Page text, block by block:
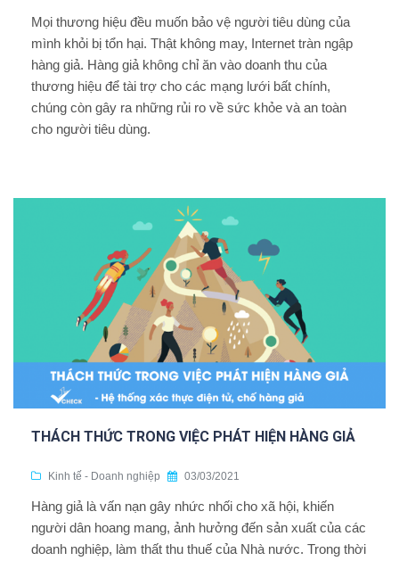
Mọi thương hiệu đều muốn bảo vệ người tiêu dùng của
mình khỏi bị tổn hại. Thật không may, Internet tràn ngập
hàng giả. Hàng giả không chỉ ăn vào doanh thu của
thương hiệu để tài trợ cho các mạng lưới bất chính,
chúng còn gây ra những rủi ro về sức khỏe và an toàn
cho người tiêu dùng.
THÁCH THỨC TRONG VIỆC PHÁT HIỆN HÀNG GIẢ
Kinh tế - Doanh nghiệp 03/03/2021
Hàng giả là vấn nạn gây nhức nhối cho xã hội, khiến
người dân hoang mang, ảnh hưởng đến sản xuất của các
doanh nghiệp, làm thất thu thuế của Nhà nước. Trong thời